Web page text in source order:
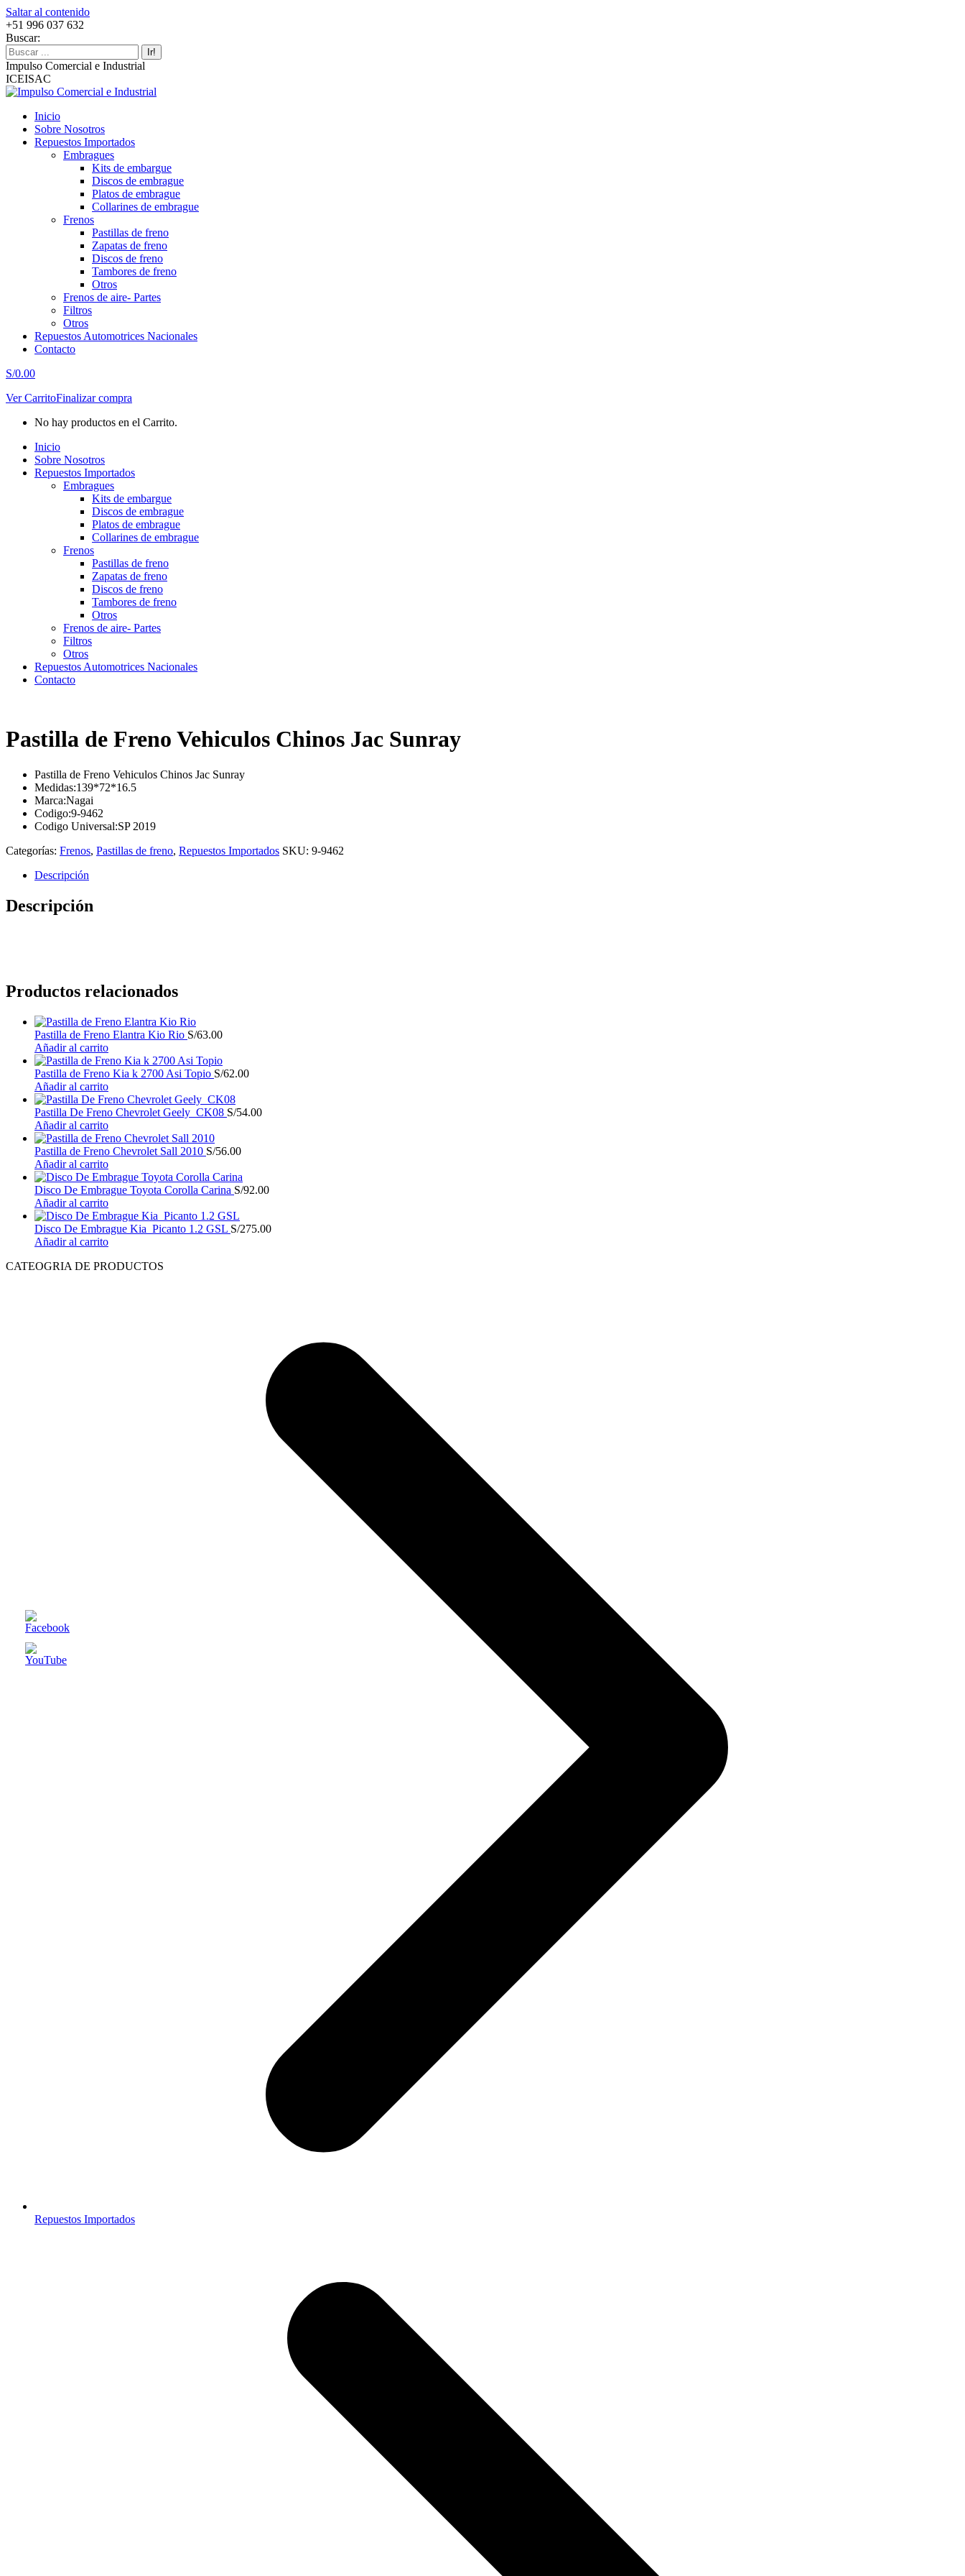
Saltar al contenido
+51 996 037 632
Buscar:
Impulso Comercial e Industrial
ICEISAC
Inicio
Sobre Nosotros
Repuestos Importados
Embragues
Kits de embargue
Discos de embrague
Platos de embrague
Collarines de embrague
Frenos
Pastillas de freno
Zapatas de freno
Discos de freno
Tambores de freno
Otros
Frenos de aire- Partes
Filtros
Otros
Repuestos Automotrices Nacionales
Contacto
S/0.00
Ver CarritoFinalizar compra
No hay productos en el Carrito.
Inicio
Sobre Nosotros
Repuestos Importados
Embragues
Kits de embargue
Discos de embrague
Platos de embrague
Collarines de embrague
Frenos
Pastillas de freno
Zapatas de freno
Discos de freno
Tambores de freno
Otros
Frenos de aire- Partes
Filtros
Otros
Repuestos Automotrices Nacionales
Contacto
Pastilla de Freno Vehiculos Chinos Jac Sunray
Pastilla de Freno Vehiculos Chinos Jac Sunray
Medidas:139*72*16.5
Marca:Nagai
Codigo:9-9462
Codigo Universal:SP 2019
Categorías: Frenos, Pastillas de freno, Repuestos Importados SKU: 9-9462
Descripción
Descripción
Productos relacionados
Pastilla de Freno Elantra Kio Rio S/63.00
Añadir al carrito
Pastilla de Freno Kia k 2700 Asi Topio S/62.00
Añadir al carrito
Pastilla De Freno Chevrolet Geely_CK08 S/54.00
Añadir al carrito
Pastilla de Freno Chevrolet Sall 2010 S/56.00
Añadir al carrito
Disco De Embrague Toyota Corolla Carina S/92.00
Añadir al carrito
Disco De Embrague Kia Picanto 1.2 GSL S/275.00
Añadir al carrito
CATEOGRIA DE PRODUCTOS
Repuestos Importados